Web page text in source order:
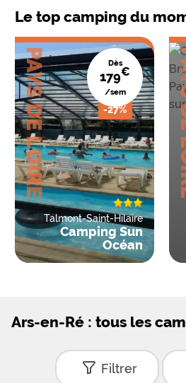
Le top camping du
PAYS DE LOIRE Dès
179€
/sem
-27%
Talmont-Saint-Hilaire
Camping Sun
Océan
Ars-en-Ré : tous les
Filtrer